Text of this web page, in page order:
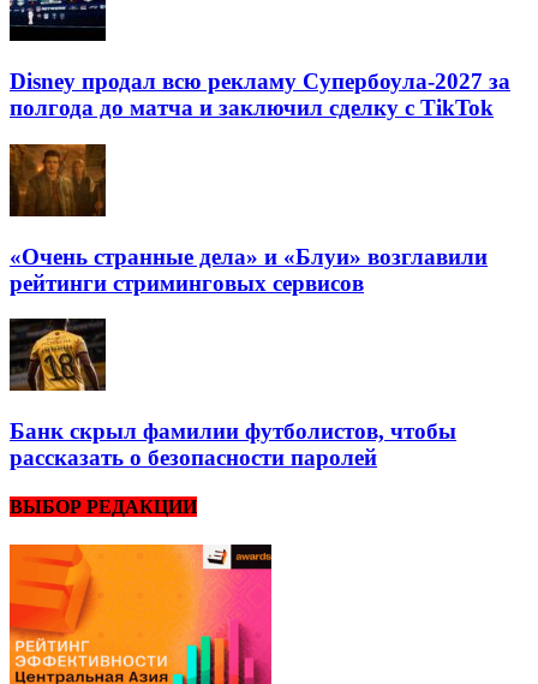
Disney продал всю рекламу Супербоула-2027 за
полгода до матча и заключил сделку с TikTok
«Очень странные дела» и «Блуи» возглавили
рейтинги стриминговых сервисов
Банк скрыл фамилии футболистов, чтобы
рассказать о безопасности паролей
ВЫБОР РЕДАКЦИИ